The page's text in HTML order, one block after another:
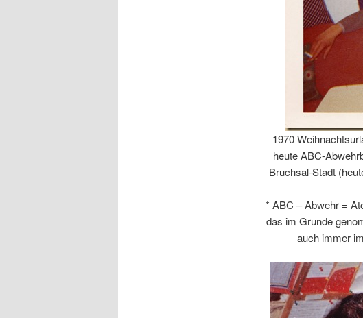
1970
heute ABC-
Bruchsal-Stadt
* ABC – Abwehr =
das im Grunde
auch immer